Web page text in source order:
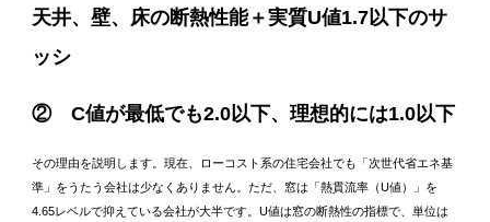
天井、壁、床の断熱性能＋実質U値1.7以下のサ
ッシ
② C値が最低でも2.0以下、理想的には1.0以下
その理由を説明します。現在、ローコスト系の住宅会社でも「次世代省エネ基
準」をうたう会社は少なくありません。ただ、窓は「熱貫流率（U値）」を
4.65レベルで抑えている会社が大半です。U値は窓の断熱性の指標で、単位は